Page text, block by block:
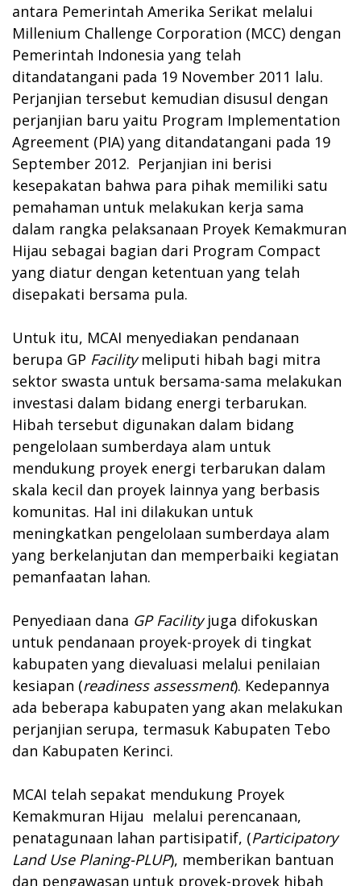
antara Pemerintah Amerika Serikat melalui
Millenium Challenge Corporation (MCC) dengan
Pemerintah Indonesia yang telah
ditandatangani pada 19 November 2011 lalu.
Perjanjian tersebut kemudian disusul dengan
perjanjian baru yaitu Program Implementation
Agreement (PIA) yang ditandatangani pada 19
September 2012. Perjanjian ini berisi
kesepakatan bahwa para pihak memiliki satu
pemahaman untuk melakukan kerja sama
dalam rangka pelaksanaan Proyek Kemakmuran
Hijau sebagai bagian dari Program Compact
yang diatur dengan ketentuan yang telah
disepakati bersama pula.
Untuk itu, MCAI menyediakan pendanaan
berupa GP Facilitymeliputi hibah bagi mitra
sektor swasta untuk bersama-sama melakukan
investasi dalam bidang energi terbarukan.
Hibah tersebut digunakan dalam bidang
pengelolaan sumberdaya alam untuk
mendukung proyek energi terbarukan dalam
skala kecil dan proyek lainnya yang berbasis
komunitas. Hal ini dilakukan untuk
meningkatkan pengelolaan sumberdaya alam
yang berkelanjutan dan memperbaiki kegiatan
pemanfaatan lahan.
Penyediaan dana GP Facilityjuga difokuskan
untuk pendanaan proyek-proyek di tingkat
kabupaten yang dievaluasi melalui penilaian
kesiapan (readiness assessment). Kedepannya
ada beberapa kabupaten yang akan melakukan
perjanjian serupa, termasuk Kabupaten Tebo
dan Kabupaten Kerinci.
MCAI telah sepakat mendukung Proyek
Kemakmuran Hijau melalui perencanaan,
penatagunaan lahan partisipatif, (Participatory
Land Use Planing-PLUP), memberikan bantuan
dan pengawasan untuk proyek-proyek hibah